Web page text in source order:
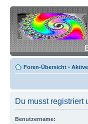
Foren-Übersicht •
Du musst registriert
Benutzername: